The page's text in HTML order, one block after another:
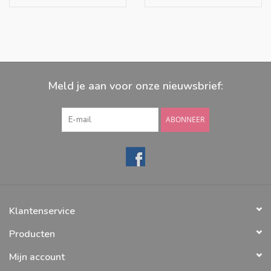
Meld je aan voor onze nieuwsbrief:
ABONNEER
Klantenservice
Producten
Mijn account